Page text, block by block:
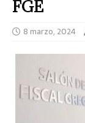
FGE
8 marzo, 2024